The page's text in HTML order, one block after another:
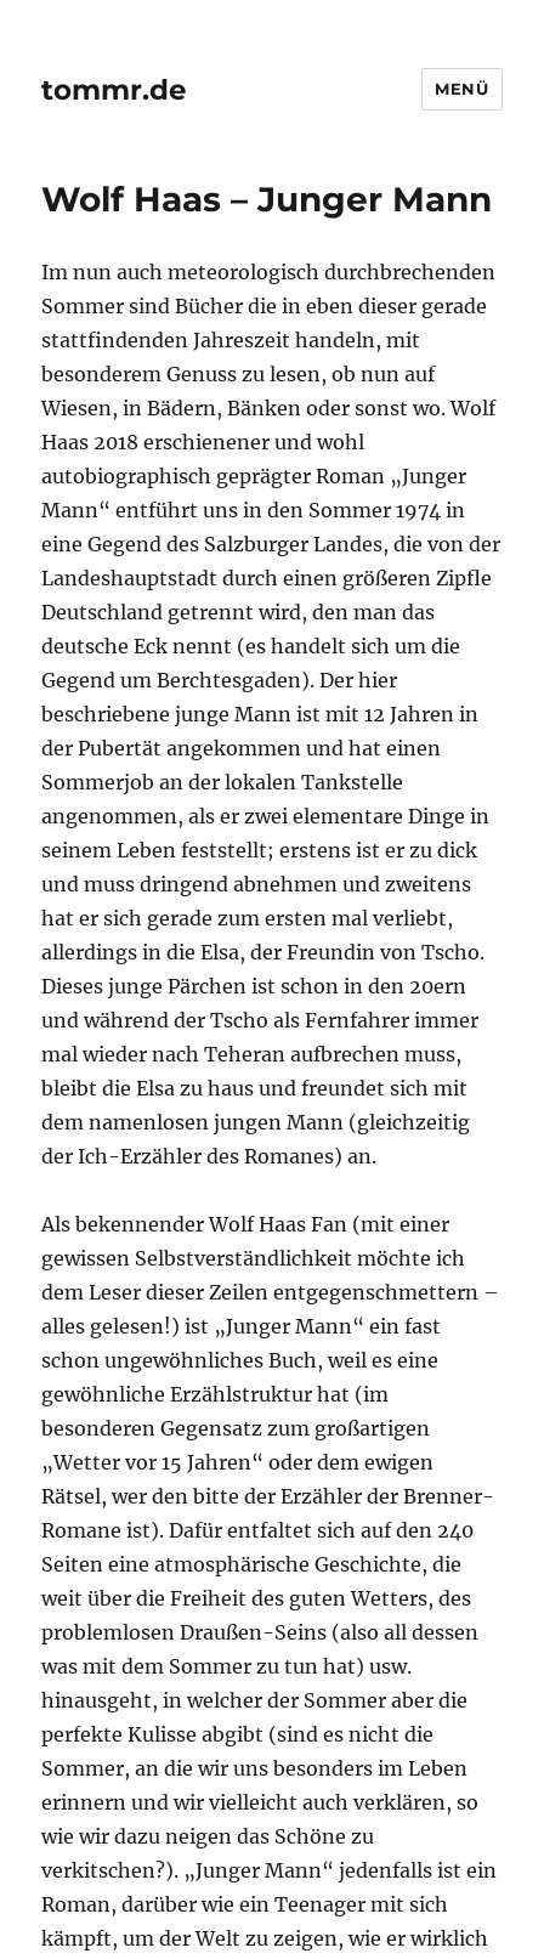
tommr.de MENÜ
Wolf Haas – Junger Mann
Im nun auch meteorologisch durchbrechenden
Sommer sind Bücher die in eben dieser gerade
stattfindenden Jahreszeit handeln, mit
besonderem Genuss zu lesen, ob nun auf
Wiesen, in Bädern, Bänken oder sonst wo. Wolf
Haas 2018 erschienener und wohl
autobiographisch geprägter Roman „Junger
Mann“ entführt uns in den Sommer 1974 in
eine Gegend des Salzburger Landes, die von der
Landeshauptstadt durch einen größeren Zipfle
Deutschland getrennt wird, den man das
deutsche Eck nennt (es handelt sich um die
Gegend um Berchtesgaden). Der hier
beschriebene junge Mann ist mit 12 Jahren in
der Pubertät angekommen und hat einen
Sommerjob an der lokalen Tankstelle
angenommen, als er zwei elementare Dinge in
seinem Leben feststellt; erstens ist er zu dick
und muss dringend abnehmen und zweitens
hat er sich gerade zum ersten mal verliebt,
allerdings in die Elsa, der Freundin von Tscho.
Dieses junge Pärchen ist schon in den 20ern
und während der Tscho als Fernfahrer immer
mal wieder nach Teheran aufbrechen muss,
bleibt die Elsa zu haus und freundet sich mit
dem namenlosen jungen Mann (gleichzeitig
der Ich-Erzähler des Romanes) an.
Als bekennender Wolf Haas Fan (mit einer
gewissen Selbstverständlichkeit möchte ich
dem Leser dieser Zeilen entgegenschmettern –
alles gelesen!) ist „Junger Mann“ ein fast
schon ungewöhnliches Buch, weil es eine
gewöhnliche Erzählstruktur hat (im
besonderen Gegensatz zum großartigen
„Wetter vor 15 Jahren“ oder dem ewigen
Rätsel, wer den bitte der Erzähler der Brenner-
Romane ist). Dafür entfaltet sich auf den 240
Seiten eine atmosphärische Geschichte, die
weit über die Freiheit des guten Wetters, des
problemlosen Draußen-Seins (also all dessen
was mit dem Sommer zu tun hat) usw.
hinausgeht, in welcher der Sommer aber die
perfekte Kulisse abgibt (sind es nicht die
Sommer, an die wir uns besonders im Leben
erinnern und wir vielleicht auch verklären, so
wie wir dazu neigen das Schöne zu
verkitschen?). „Junger Mann“ jedenfalls ist ein
Roman, darüber wie ein Teenager mit sich
kämpft, um der Welt zu zeigen, wie er wirklich